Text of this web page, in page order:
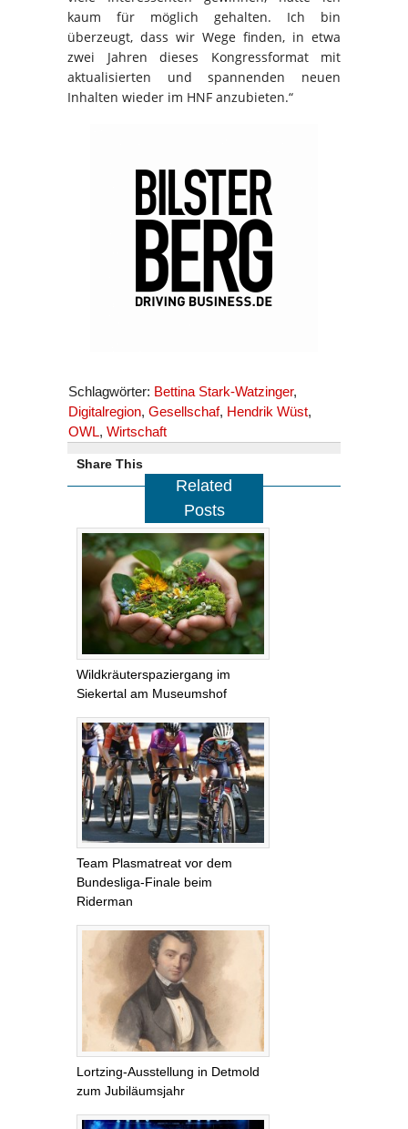
kaum für möglich gehalten. Ich bin
überzeugt, dass wir Wege finden, in etwa
zwei Jahren dieses Kongressformat mit
aktualisierten und spannenden neuen
Inhalten wieder im HNF anzubieten.“
Schlagwörter: Bettina Stark-Watzinger,
Digitalregion, Gesellschaf, Hendrik Wüst,
OWL, Wirtschaft
Share This
Related
Posts
Wildkräuterspaziergang im
Siekertal am Museumshof
Team Plasmatreat vor dem
Bundesliga-Finale beim
Riderman
Lortzing-Ausstellung in Detmold
zum Jubiläumsjahr